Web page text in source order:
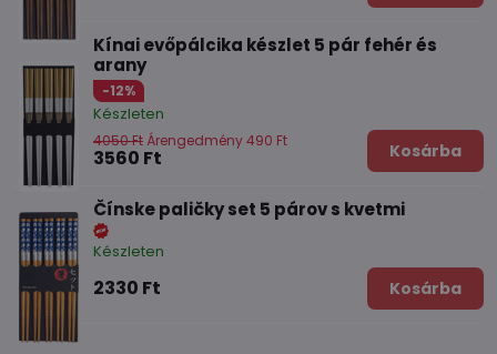
Kínai evőpálcika készlet 5 pár fehér és
arany
-12%
Készleten
3560 Ft
4050 Ft Árengedmény 490 Ft Kosárba
Čínske paličky set 5 párov s kvetmi
Készleten
2330 Ft Kosárba